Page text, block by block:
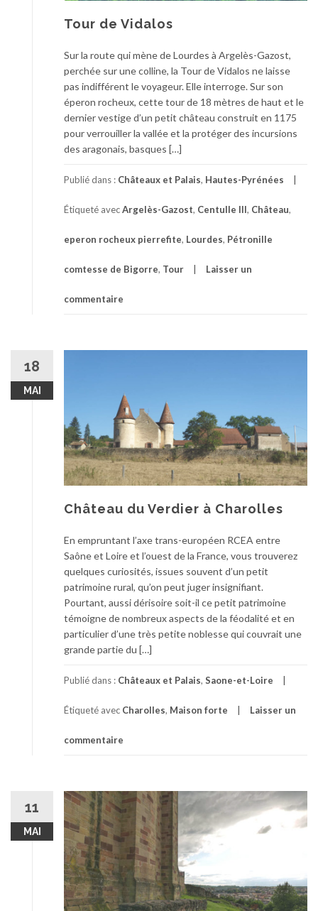
Tour de Vidalos
Sur la route qui mène de Lourdes à Argelès-Gazost,
perchée sur une colline, la Tour de Vidalos ne laisse
pas indifférent le voyageur. Elle interroge. Sur son
éperon rocheux, cette tour de 18 mètres de haut et le
dernier vestige d’un petit château construit en 1175
pour verrouiller la vallée et la protéger des incursions
des aragonais, basques […]
Publié dans : Châteaux et Palais, Hautes-Pyrénées
Étiqueté avecArgelès-Gazost, Centulle III, Château,
eperon rocheux pierrefite, Lourdes, Pétronille
comtesse de Bigorre, Tour Laisser un
commentaire
18
MAI
Château du Verdier à Charolles
En empruntant l’axe trans-européen RCEA entre
Saône et Loire et l’ouest de la France, vous trouverez
quelques curiosités, issues souvent d’un petit
patrimoine rural, qu’on peut juger insignifiant.
Pourtant, aussi dérisoire soit-il ce petit patrimoine
témoigne de nombreux aspects de la féodalité et en
particulier d’une très petite noblesse qui couvrait une
grande partie du […]
Publié dans : Châteaux et Palais, Saone-et-Loire
Étiqueté avec Charolles, Maison forte Laisser un
commentaire
11
MAI